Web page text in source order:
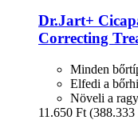
Dr.Jart+
Correcting
Minden
Elfedi a
Növeli a
11.650 Ft (388.333